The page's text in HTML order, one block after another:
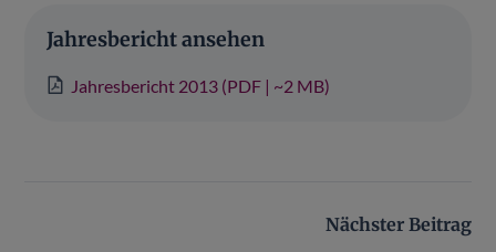
Jahresbericht ansehen
Jahresbericht 2013 (PDF | ~2 MB)
Nächster Beitrag